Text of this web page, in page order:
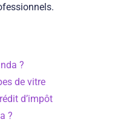
?
de vitre
d’impôt
?